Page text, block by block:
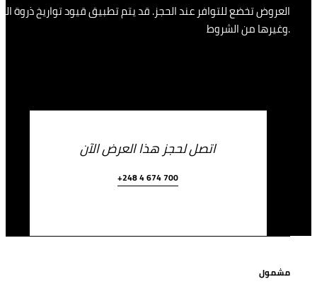
العروض تخضع للتوافر عند الحجز. قد يتم تطبيق قيود تواريخ ذروة
وغيرها من الشروط.
اتصل لحجز هذا العرض الآن
+248 4 674 700
مشمول